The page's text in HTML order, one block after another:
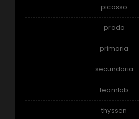
picasso
prado
primaria
secundaria
teamlab
thyssen